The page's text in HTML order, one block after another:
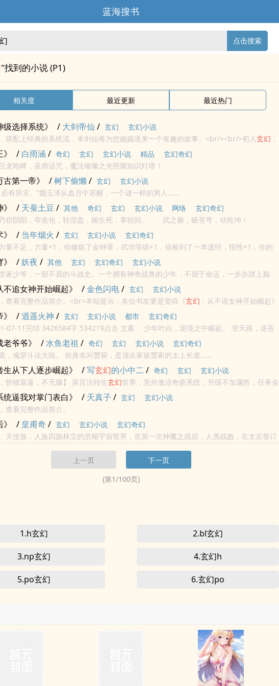
蓝海搜书
点击搜索
"找到的小说 (P1)
相关度 最近更新 最近热门
级选择系统》 / 大剑帝仙 / 玄幻
玄幻小说
搭配上经典的系统流，本剑仙将为您娓娓道来一个有趣的故事。<br/><br/>初入玄幻 ，
遇各种危机，打破常规套路，热血重现
/ 白雨涵 / 奇幻 玄幻 玄幻小说 精品
玄幻奇幻
龙咆哮，巫师诅咒，魔法璀璨之光照耀知识灯塔！
古第一帝》 /树下偷懒 / 玄幻
玄幻小说
必有异灾。”颜玉泽从血月中苏醒，一个谜一样的男人……
/ 天蚕土豆 / 其他 奇幻 玄幻 玄幻小说 网络
玄幻奇幻
窃阴阳，夺造化，转涅盘，握生死，掌轮回。 武之极，破苍穹，动乾坤！
/ 当年烟火 / 玄幻 玄幻小说
玄幻奇幻
量不足，力量+1，你修炼了金钟罩，武功等级+1，你捡到了一本道经，悟性+1，你的
，金钟罩大圆满，你将金钟罩，铁布衫，十三横练全部+...
/妖夜 / 其他 玄幻 玄幻奇幻
玄幻小说
家少爷，一部不屈的斗战史。一个拥有神奇战兽的少年，不屈于命运，一步步踏上巅
，天又有什么资格跟我争？...
不追女神开始崛起》 /金色闪电/ 玄幻
玄幻小说
查看完整作品简介。<br>本站提示：各位书友要是觉得《玄幻 ：从不追女神开始崛起》
不要忘记向您QQ群和微博里的朋友推荐哦！
/逍遥火神 / 玄幻 玄幻小说 都市
玄幻奇幻
案： 少年叶白，逆境之中崛起。 登天路，逆苍
穹，成就绝世剑帝！ 一剑出，焚天地，荡九幽...
老爷爷》 /水鱼老祖 / 奇幻 玄幻 玄幻小说
玄幻奇幻
地球青年陈龙，魂穿斗法大陆。 前身名叫贾获，是顶尖家族贾家的太上长老……
生从下人逐步崛起》 /写玄幻的小中二 / 奇幻 玄幻
玄幻小说
，扮猪装逼，不无脑】 莫言法转生玄幻世界，意外激活奇葩系统，升级不加属性，任务全
一个比一个坑爹，他在完成任务的同时，话痨系统还一直在耳边吐槽，莫言法无奈，只
统逼我对掌门表白》 / 天真子 / 玄幻
玄幻小说
查看完整作品简介。
/ 皇甫奇/ 玄幻 玄幻小说
玄幻奇幻
天使族，人族四族林立的浩翰宇宙世界，在第一次神魔之战后，人类战败，在太古签订
古协议》。人类开始了屈辱的残苟政策，默默的休养生息……无数亿年后，一个默默无闻
上一页
下一页
(第1/100页)
1.h玄幻
2.bl玄幻
3.np玄幻 4.玄幻h
5.po玄幻 6.玄幻po